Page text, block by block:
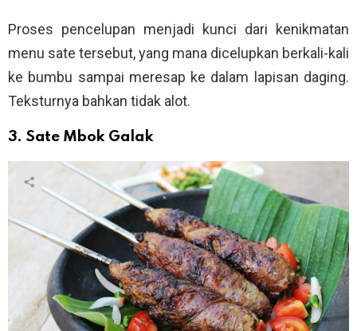
Proses pencelupan menjadi kunci dari kenikmatan
menu sate tersebut, yang mana dicelupkan berkali-kali
ke bumbu sampai meresap ke dalam lapisan daging.
Teksturnya bahkan tidak alot.
3. Sate Mbok Galak